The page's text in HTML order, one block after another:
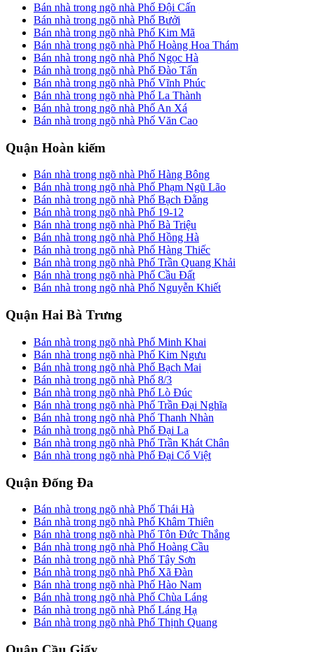
Bán nhà trong ngõ nhà Phố Đội Cấn
Bán nhà trong ngõ nhà Phố Bưởi
Bán nhà trong ngõ nhà Phố Kim Mã
Bán nhà trong ngõ nhà Phố Hoàng Hoa Thám
Bán nhà trong ngõ nhà Phố Ngọc Hà
Bán nhà trong ngõ nhà Phố Đào Tấn
Bán nhà trong ngõ nhà Phố Vĩnh Phúc
Bán nhà trong ngõ nhà Phố La Thành
Bán nhà trong ngõ nhà Phố An Xá
Bán nhà trong ngõ nhà Phố Văn Cao
Quận Hoàn kiếm
Bán nhà trong ngõ nhà Phố Hàng Bông
Bán nhà trong ngõ nhà Phố Phạm Ngũ Lão
Bán nhà trong ngõ nhà Phố Bạch Đằng
Bán nhà trong ngõ nhà Phố 19-12
Bán nhà trong ngõ nhà Phố Bà Triệu
Bán nhà trong ngõ nhà Phố Hồng Hà
Bán nhà trong ngõ nhà Phố Hàng Thiếc
Bán nhà trong ngõ nhà Phố Trần Quang Khải
Bán nhà trong ngõ nhà Phố Cầu Đất
Bán nhà trong ngõ nhà Phố Nguyễn Khiết
Quận Hai Bà Trưng
Bán nhà trong ngõ nhà Phố Minh Khai
Bán nhà trong ngõ nhà Phố Kim Ngưu
Bán nhà trong ngõ nhà Phố Bạch Mai
Bán nhà trong ngõ nhà Phố 8/3
Bán nhà trong ngõ nhà Phố Lò Đúc
Bán nhà trong ngõ nhà Phố Trần Đại Nghĩa
Bán nhà trong ngõ nhà Phố Thanh Nhàn
Bán nhà trong ngõ nhà Phố Đại La
Bán nhà trong ngõ nhà Phố Trần Khát Chân
Bán nhà trong ngõ nhà Phố Đại Cổ Việt
Quận Đống Đa
Bán nhà trong ngõ nhà Phố Thái Hà
Bán nhà trong ngõ nhà Phố Khâm Thiên
Bán nhà trong ngõ nhà Phố Tôn Đức Thắng
Bán nhà trong ngõ nhà Phố Hoàng Cầu
Bán nhà trong ngõ nhà Phố Tây Sơn
Bán nhà trong ngõ nhà Phố Xã Đàn
Bán nhà trong ngõ nhà Phố Hào Nam
Bán nhà trong ngõ nhà Phố Chùa Láng
Bán nhà trong ngõ nhà Phố Láng Hạ
Bán nhà trong ngõ nhà Phố Thịnh Quang